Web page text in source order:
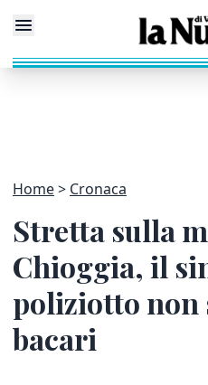
Home Cronaca
Stretta sulla
Chioggia, il
poliziotto non
bacari